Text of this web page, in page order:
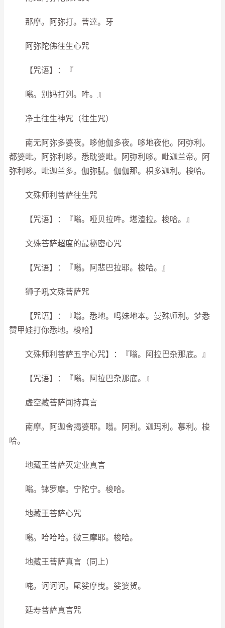
那摩。阿弥打。菩逹。牙
阿弥陀佛往生心咒
【咒语】：『
嗡。别妈打列。吽。』
净土往生神咒（往生咒）
南无阿弥多婆夜。哆他伽多夜。哆地夜他。阿弥利。
都婆毗。阿弥利哆。悉耽婆毗。阿弥利哆。毗迦兰帝。阿
弥利哆。毗迦兰多。伽弥腻。伽伽那。枳多迦利。梭哈。
文殊师利菩萨往生咒
【咒语】：『嗡。哑贝拉吽。堪渣拉。梭哈。』
文殊菩萨超度的最秘密心咒
【咒语】：『嗡。阿悲巴拉耶。梭哈。』
狮子吼文殊菩萨咒
【咒语】：『嗡。悉地。吗妹地本。曼殊师利。梦悉
赞甲娃打你悉地。梭哈】
文殊师利菩萨五字心咒】：『嗡。阿拉巴杂那底。』
【咒语】：『嗡。阿拉巴杂那底。』
虚空藏菩萨闻持真言
南摩。阿迦舍揭婆耶。嗡。阿利。迦玛利。慕利。梭
哈。
地藏王菩萨灭定业真言
嗡。钵罗摩。宁陀宁。梭哈。
地藏王菩萨心咒
嗡。哈哈哈。微三摩耶。梭哈。
地藏王菩萨真言（同上）
唵。诃诃诃。尾娑摩曳。娑婆贺。
延寿菩萨真言咒